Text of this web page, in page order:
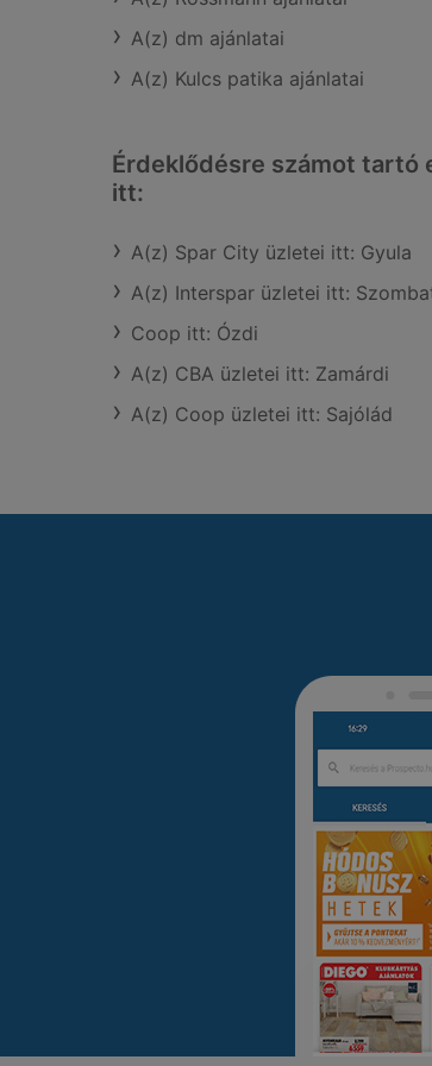
A(z) dm ajánlatai
A(z) Kulcs patika ajánlatai
Érdeklődésre számot tartó
itt:
A(z) Spar City üzletei itt: Gyula
A(z) Interspar üzletei itt:
Coop itt: Ózdi
A(z) CBA üzletei itt: Zamárdi
A(z) Coop üzletei itt: Sajólád